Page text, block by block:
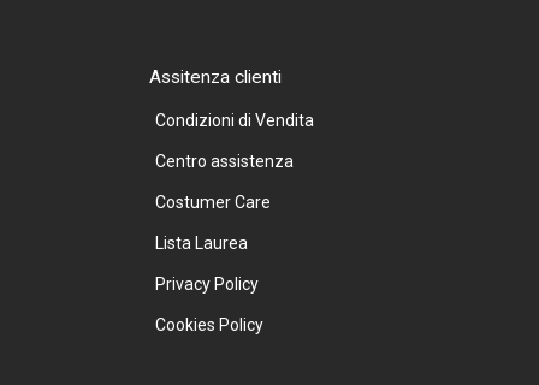
Assitenza clienti
Condizioni di Vendita
Centro assistenza
Costumer Care
Lista Laurea
Privacy Policy
Cookies Policy